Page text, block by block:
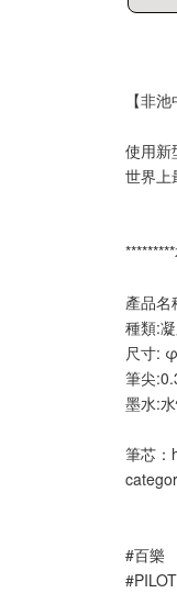
【非
使用新
世界上
產品名
種類:
尺寸:
筆尖
墨水:
筆芯
#百樂
#PILOT